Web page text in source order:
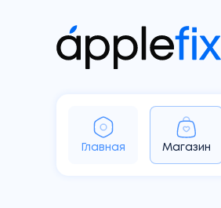
Главная Магазин
iPhone iPad